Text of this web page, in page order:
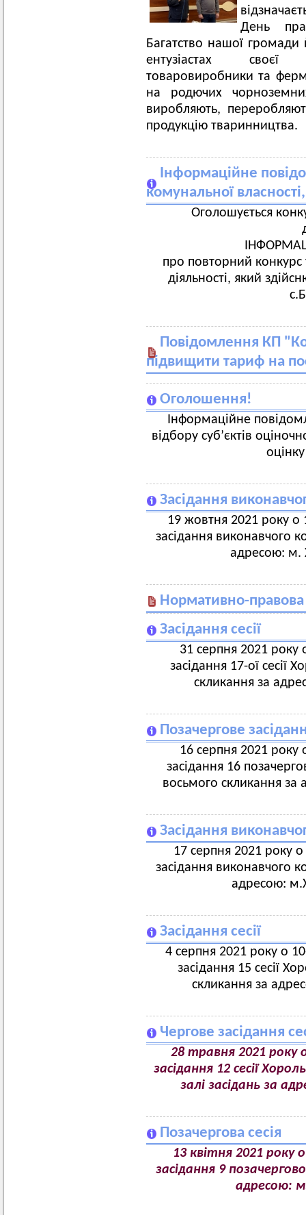
День
Багатство нашої громади
ентузіастах своєї
товаровиробники та
на родючих
виробляють,
продукцію тваринництва.
Інформаційне
комунальної
Оголошується
про повторний конкурс
діяльності, який
Повідомлення КП
підвищити тариф на
Оголошення!
Інформаційне
відбору суб’єктів
Засідання
19 жовтня 2021 року о
засідання виконавчого
адресою: м.
Нормативно-правова
Засідання сесії
31 серпня 2021 року
засідання 17-ої сесії
скликання за
Позачергове
16 серпня 2021 року
засідання 16
восьмого скликання
Засідання
17 серпня 2021 року о
засідання виконавчого
адресою:
Засідання сесії
4 серпня 2021 року о
засідання 15 сесії
скликання за
Чергове засідання
28 травня 2021 року
засідання 12 сесії
залі засідань за
Позачергова сесія
13 квітня 2021 року
засідання 9
адресою: